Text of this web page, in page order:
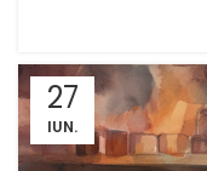
27
IUN.